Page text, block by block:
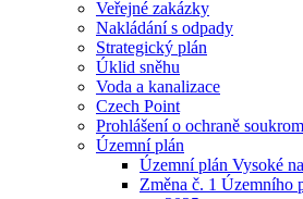
Veřejné zakázky
Nakládání s odpady
Strategický plán
Úklid sněhu
Voda a kanalizace
Czech Point
Prohlášení o ochraně
Územní plán
Územní plán Vysoké
Změna č. 1 Územního